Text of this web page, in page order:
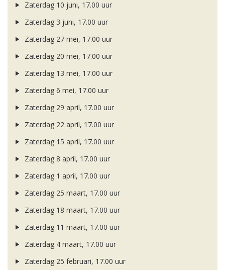
Zaterdag 10 juni, 17.00 uur
Zaterdag 3 juni, 17.00 uur
Zaterdag 27 mei, 17.00 uur
Zaterdag 20 mei, 17.00 uur
Zaterdag 13 mei, 17.00 uur
Zaterdag 6 mei, 17.00 uur
Zaterdag 29 april, 17.00 uur
Zaterdag 22 april, 17.00 uur
Zaterdag 15 april, 17.00 uur
Zaterdag 8 april, 17.00 uur
Zaterdag 1 april, 17.00 uur
Zaterdag 25 maart, 17.00 uur
Zaterdag 18 maart, 17.00 uur
Zaterdag 11 maart, 17.00 uur
Zaterdag 4 maart, 17.00 uur
Zaterdag 25 februari, 17.00 uur